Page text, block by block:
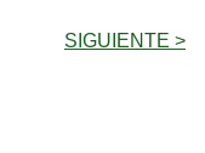
SIGUIENTE >